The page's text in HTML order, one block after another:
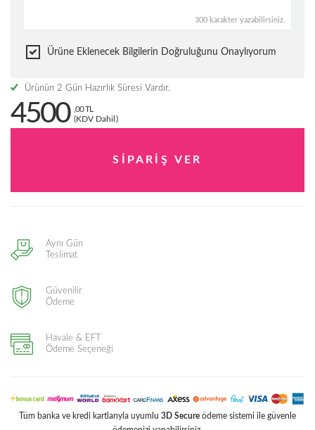
300 karakter yazabilirsiniz.
Ürüne Eklenecek Bilgilerin Doğruluğunu Onaylıyorum
Ürünün 2 Gün Hazırlık Süresi Vardır.
4500
,00 TL
(KDV Dahil)
Aynı Gün
Teslimat
Güvenilir
Ödeme
Havale & EFT
Ödeme Seçeneği
Tüm banka ve kredi kartlarıyla uyumlu 3D Secure ödeme sistemi ile güvenle